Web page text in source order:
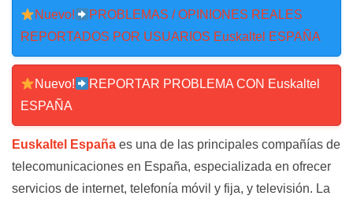
Nuevo!
PROBLEMAS / OPINIONES REALES
REPORTADOS POR USUARIOS Euskaltel ESPAÑA
Nuevo!
REPORTAR PROBLEMA CON Euskaltel
ESPAÑA
Euskaltel España es una de las principales compañías de
telecomunicaciones en España, especializada en ofrecer
servicios de internet, telefonía móvil y fija, y televisión. La